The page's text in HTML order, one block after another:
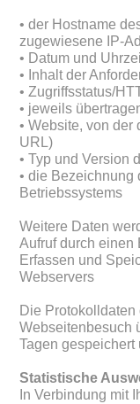
• der Hostname
zugewiesene IP-
• Datum und
• Inhalt der
• Zugriffsstatus/
• jeweils
• Website, von der
URL)
• Typ und Version
• die Bezeichnung
Betriebssystems
Weitere Daten
Aufruf durch einen
Erfassen und
Webservers
Die
Webseitenbesuch
Tagen
Statistische
In Verbindung mit